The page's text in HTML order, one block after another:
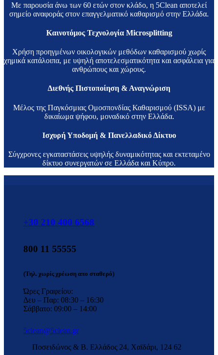
Με παρουσία άνω των 60 ετών στον κλάδο, η 5Clean αποτελεί
σημείο αναφοράς στον επαγγελματικό καθαρισμό στην Ελλάδα.
Καινοτόμος Τεχνολογία Microsplitting
Χρήση προηγμένων οικολογικών μεθόδων καθαρισμού χωρίς
χημικά κατάλοιπα, με υψηλή αποτελεσματικότητα και ασφάλεια για
ανθρώπους και χώρους.
Διεθνής Πιστοποίηση & Αναγνώριση
Μέλος της Παγκόσμιας Ομοσπονδίας Καθαρισμού (ISSA) με
δικαίωμα ψήφου, μοναδικό στην Ελλάδα.
Ισχυρή Υποδομή & Πανελλαδικό Δίκτυο
Σύγχρονες εγκαταστάσεις υψηλής δυναμικότητας και εκτεταμένο
δίκτυο συνεργατών σε Ελλάδα και Κύπρο.
+30 210 400 6568
800 11 55555
(Τηλ. χωρίς χρέωση απο σταθερό)
Ώρες Γραφείου:
Δευ – Παρ: 08:30 – 16:30
Σάββατο: 09:00 – 14:00
5clean@5clean.gr
Ποσειδώνος & Β. Ελλάδος 24, Χαϊδάρι, 124 62